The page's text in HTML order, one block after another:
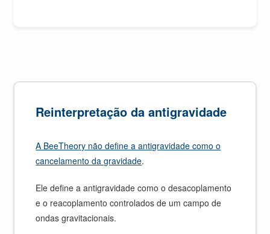
Reinterpretação da antigravidade
A BeeTheory não define a antigravidade como o
cancelamento da gravidade.
Ele define a antigravidade como o desacoplamento
e o reacoplamento controlados de um campo de
ondas gravitacionais.